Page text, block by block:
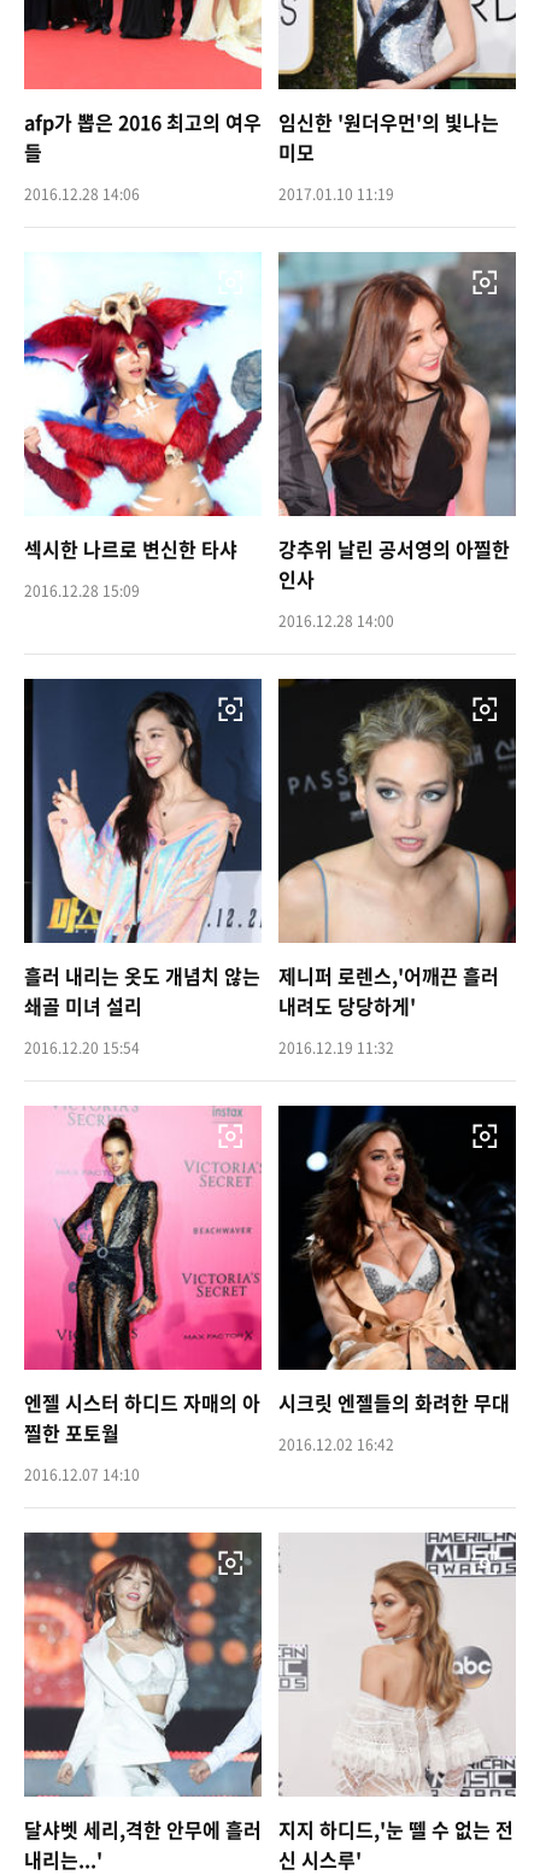
afp가 뽑은 2016 최고의 여우
들
2016.12.28 14:06
임신한 '원더우먼'의 빛나는
미모
2017.01.10 11:19
섹시한 나르로 변신한 타샤
2016.12.28 15:09
강추위 날린 공서영의 아찔한
인사
2016.12.28 14:00
흘러 내리는 옷도 개념치 않는
쇄골 미녀 설리
2016.12.20 15:54
제니퍼 로렌스,'어깨끈 흘러
내려도 당당하게'
2016.12.19 11:32
엔젤 시스터 하디드 자매의 아
찔한 포토월
2016.12.07 14:10
시크릿 엔젤들의 화려한 무대
2016.12.02 16:42
달샤벳 세리,격한 안무에 흘러
내리는...'
지지 하디드,'눈 뗄 수 없는 전
신 시스루'